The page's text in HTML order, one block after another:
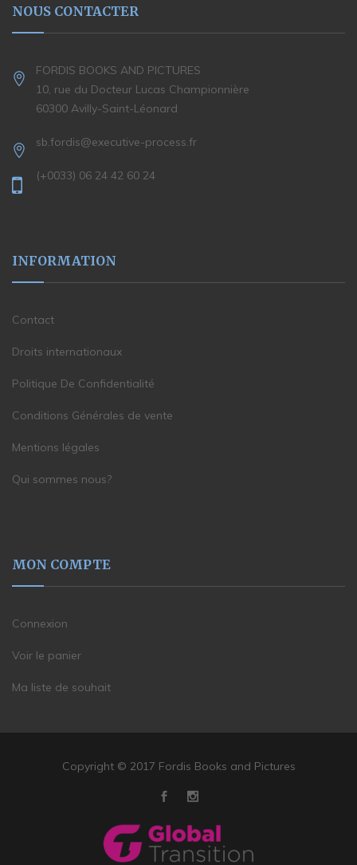
NOUS CONTACTER
FORDIS BOOKS AND PICTURES
10, rue du Docteur Lucas Championnière
60300 Avilly-Saint-Léonard
sb.fordis@executive-process.fr
(+0033) 06 24 42 60 24
INFORMATION
Contact
Droits internationaux
Politique De Confidentialité
Conditions Générales de vente
Mentions légales
Qui sommes nous?
MON COMPTE
Connexion
Voir le panier
Ma liste de souhait
Copyright © 2017 Fordis Books and Pictures